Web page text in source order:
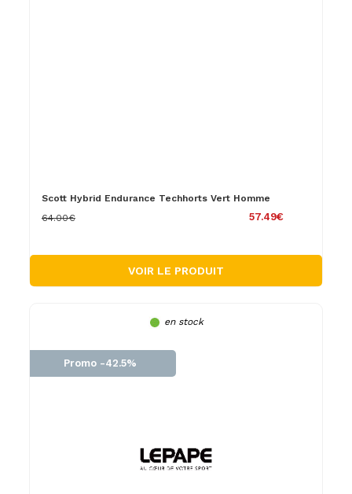
Scott Hybrid Endurance Techhorts Vert Homme
57.49€
64.00€
VOIR LE PRODUIT
en stock
Promo -42.5%